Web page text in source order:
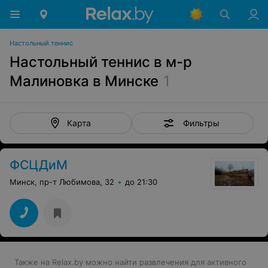
Настольный теннис
Настольный теннис в м-р
Малиновка в Минске 1
Карта Фильтры
ФСЦДиМ
Минск, пр-т Любимова, 32 до 21:30
Также на Relax.by можно найти развлечения для активного